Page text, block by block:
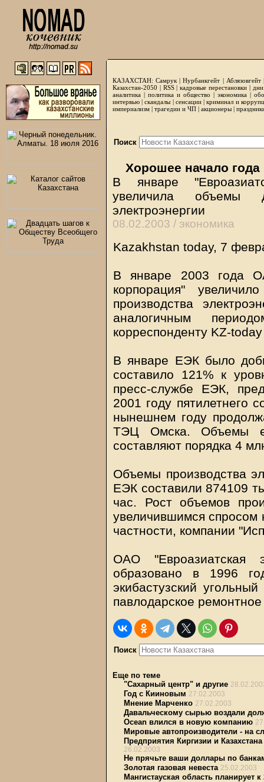
КАЗАХСТАН: Самрук |Нурбанкгейт | Аблязовгейт
Казахстан-2050 | RSS|кадровые перестановки|
аналитика | политика и общество | экономика |
интервью |скандалы | сенсации|криминал и
империализм | трагедии и ЧП | акционеры |
Поиск
Хорошее начало года
В январе
увеличила объемы
электроэнергии
08.02.2003 / экономика
Kazakhstan today, 7
В январе 2003 года
корпорация"
производства
аналогичным
корреспонденту KZ-
В январе ЕЭК было
составило 121% к
пресс-службе ЕЭК,
2001 году пятилетнего
нынешнем году
ТЭЦ Омска. Объемы
составляют порядка 4
Объемы производства
ЕЭК составили 874109
час. Рост объемов
увеличившимся спросом
частности, компании
ОАО "Евроазиатская
образовано в 1996
экибастузский
павлодарское
Поиск
Еще по теме
"Сахарный центр" и другие
Год с Кииновым 27.02.2003
Мнение Марченко 27.02.2003
Давальческому сырью воздали
Ocean влился в новую компанию
Мировые автопроизводители - на
Предприятия Киргизии и
26.02.2003
Не прячьте ваши доллары по
Золотая газовая невеста 25.02.2003
Мангистауская область планирует